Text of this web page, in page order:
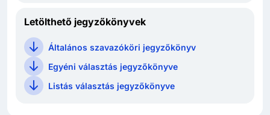
Letölthető jegyzőkönyvek
Általános szavazóköri jegyzőkönyv
Egyéni választás jegyzőkönyve
Listás választás jegyzőkönyve